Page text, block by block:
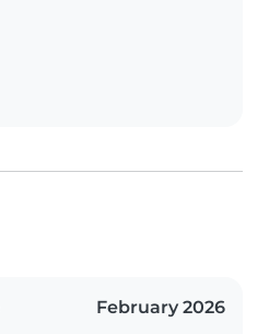
February 2026